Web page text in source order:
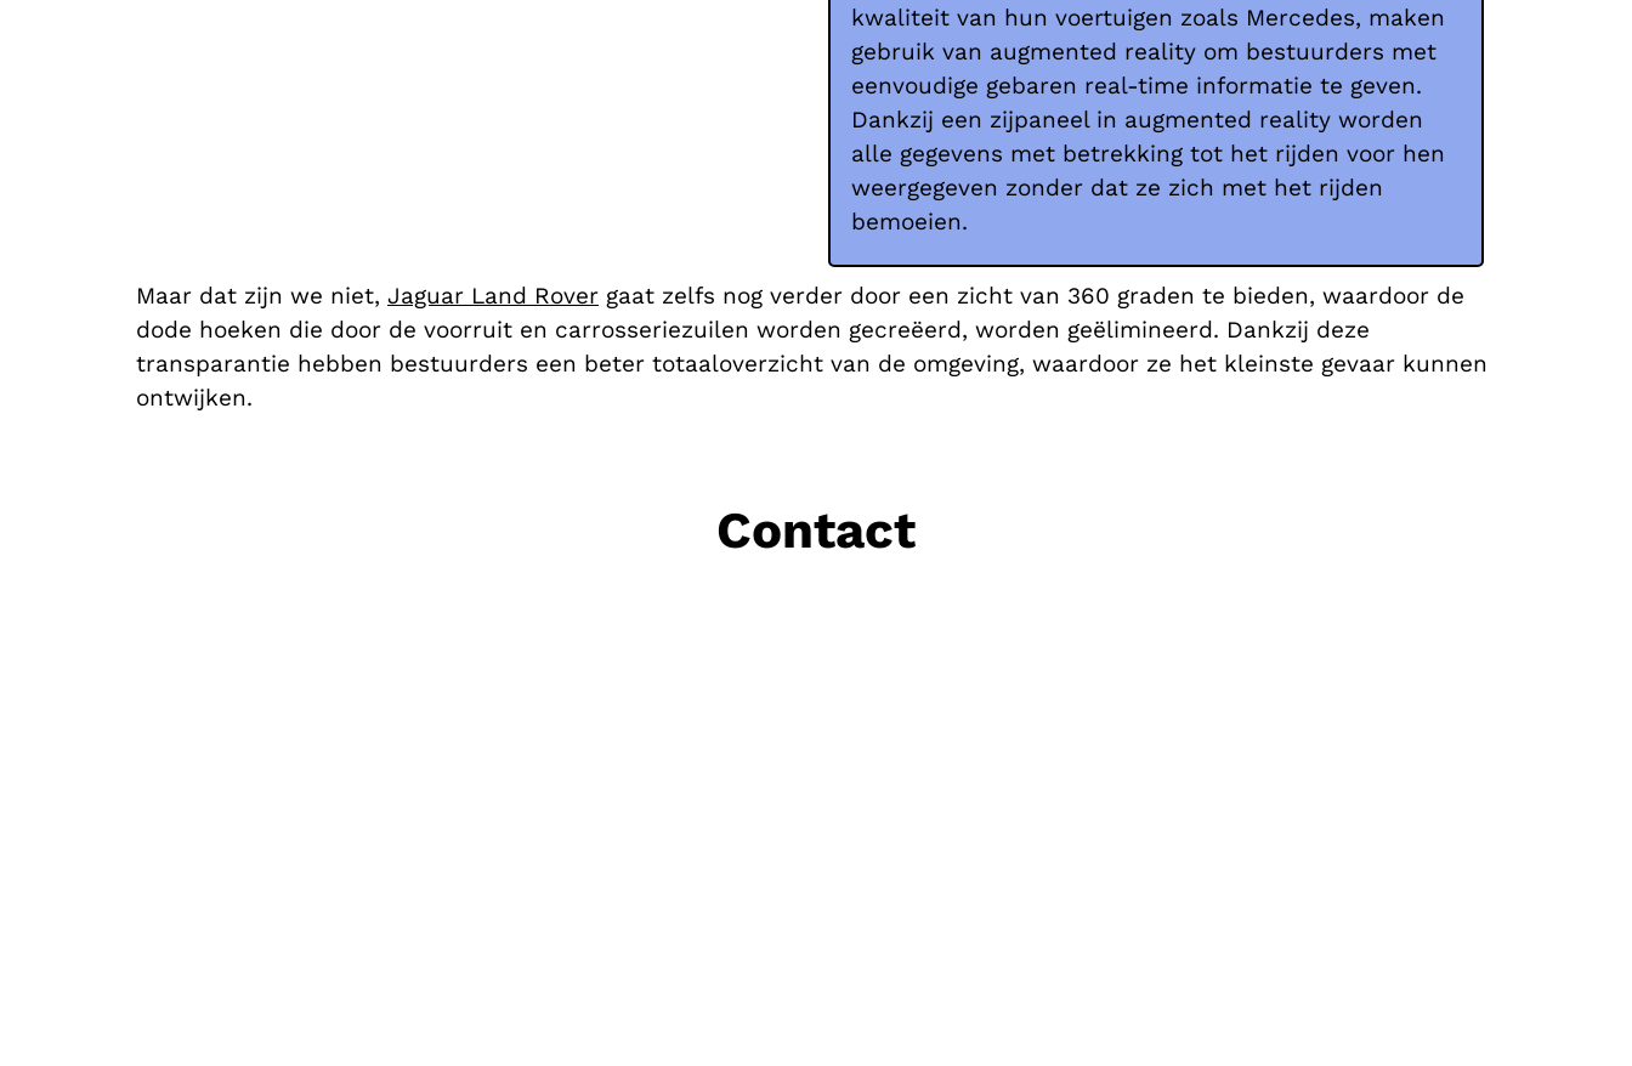
kwaliteit van hun voertuigen zoals Mercedes, maken
gebruik van augmented reality om bestuurders met
eenvoudige gebaren real-time informatie te geven.
Dankzij een zijpaneel in augmented reality worden
alle gegevens met betrekking tot het rijden voor hen
weergegeven zonder dat ze zich met het rijden
bemoeien.
Maar dat zijn we niet, Jaguar Land Rover gaat zelfs nog verder door een zicht van 360 graden te bieden, waardoor de
dode hoeken die door de voorruit en carrosseriezuilen worden gecreëerd, worden geëlimineerd. Dankzij deze
transparantie hebben bestuurders een beter totaaloverzicht van de omgeving, waardoor ze het kleinste gevaar kunnen
ontwijken.
Contact